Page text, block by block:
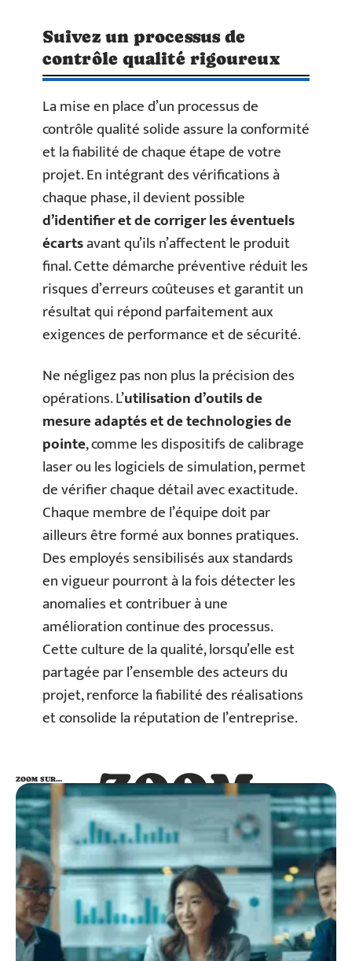
Suivez un processus de
contrôle qualité rigoureux
La mise en place d’un processus de
contrôle qualité solide assure la conformité
et la fiabilité de chaque étape de votre
projet. En intégrant des vérifications à
chaque phase, il devient possible
d’identifier et de corriger les éventuels
écartsavant qu’ils n’affectent le produit
final. Cette démarche préventive réduit les
risques d’erreurs coûteuses et garantit un
résultat qui répond parfaitement aux
exigences de performance et de sécurité.
Ne négligez pas non plus la précision des
opérations. L’utilisation d’outils de
mesure adaptés et de technologies de
pointe, comme les dispositifs de calibrage
laser ou les logiciels de simulation, permet
de vérifier chaque détail avec exactitude.
Chaque membre de l’équipe doit par
ailleurs être formé aux bonnes pratiques.
Des employés sensibilisés aux standards
en vigueur pourront à la fois détecter les
anomalies et contribuer à une
amélioration continue des processus.
Cette culture de la qualité, lorsqu’elle est
partagée par l’ensemble des acteurs du
projet, renforce la fiabilité des réalisations
et consolide la réputation de l’entreprise.
ZOOM
SUR…
ZOOM SUR…